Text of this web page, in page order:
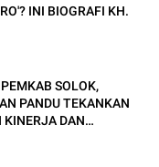
INI BIOGRAFI KH.
SOLOK,
PANDU TEKANKAN
KINERJA DAN